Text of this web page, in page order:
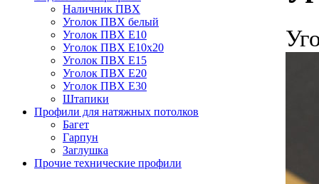
Наличник ПВХ
Уголок ПВХ белый
Уголок ПВХ Е10
Уголок ПВХ Е10x20
Уголок ПВХ Е15
Уголок ПВХ Е20
Уголок ПВХ Е30
Штапики
Профили для натяжных потолков
Багет
Гарпун
Заглушка
Прочие технические профили